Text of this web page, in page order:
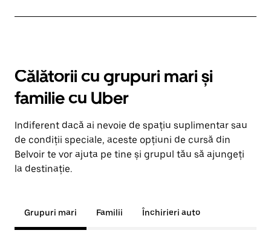
Călătorii cu grupuri mari și
familie cu Uber
Indiferent dacă ai nevoie de spațiu suplimentar sau
de condiții speciale, aceste opțiuni de cursă din
Belvoir te vor ajuta pe tine și grupul tău să ajungeți
la destinație.
Grupuri mari Familii Închirieri auto